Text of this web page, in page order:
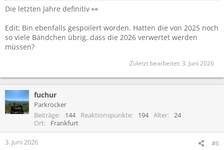
Die letzten Jahre definitiv 👀
Edit: Bin ebenfalls gespoilert worden. Hatten die von 2025 noch
so viele Bändchen übrig, dass die 2026 verwertet werden
müssen?
Zuletzt bearbeitet: 3. Juni 2026
fuchur
Parkrocker
Beiträge
144 Reaktionspunkte 194 Alter
24
Ort
Frankfurt
3. Juni 2026 #6